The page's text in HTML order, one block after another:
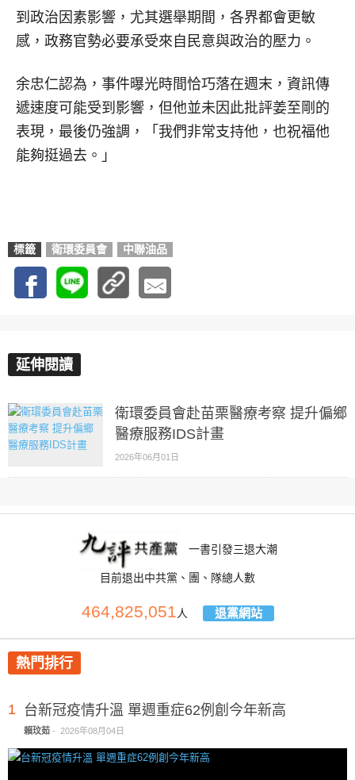
到政治因素影響，尤其選舉期間，各界都會更敏
感，政務官勢必要承受來自民意與政治的壓力。
余忠仁認為，事件曝光時間恰巧落在週末，資訊傳
遞速度可能受到影響，但他並未因此批評姜至剛的
表現，最後仍強調，「我們非常支持他，也祝福他
能夠挺過去。」
標籤 衛環委員會 中聯油品
延伸閱讀
衛環委員會赴苗栗醫療考察 提升偏鄉
醫療服務IDS計畫
2026年06月01日
一書引發三退大潮
目前退出中共黨、團、隊總人數
464,825,051人 退黨網站
熱門排行
1 台新冠疫情升溫 單週重症62例創今年新高
賴玟茹 - 2026年08月04日